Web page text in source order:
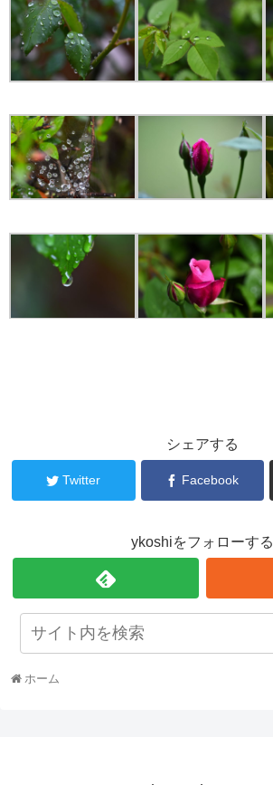
シェアする
Twitter Facebook
ykoshiをフォローする
ホーム